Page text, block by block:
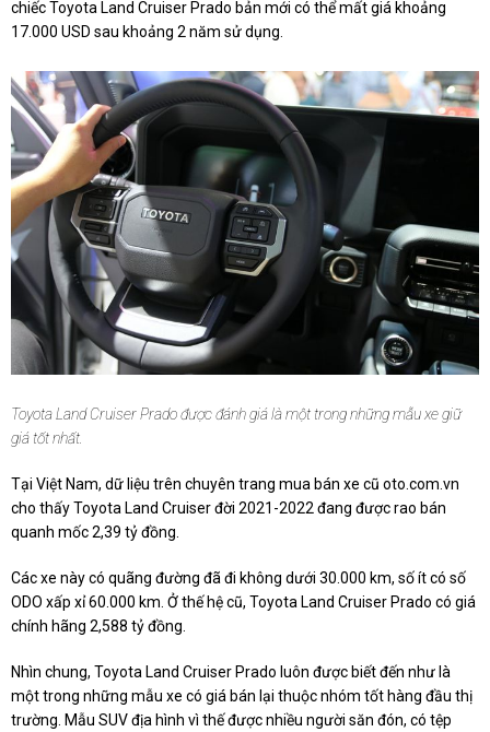
chiếc Toyota Land Cruiser Prado bản mới có thể mất giá khoảng
17.000 USD sau khoảng 2 năm sử dụng.
Toyota Land Cruiser Prado được đánh giá là một trong những mẫu xe giữ
giá tốt nhất.
Tại Việt Nam, dữ liệu trên chuyên trang mua bán xe cũ oto.com.vn
cho thấy Toyota Land Cruiser đời 2021-2022 đang được rao bán
quanh mốc 2,39 tỷ đồng.
Các xe này có quãng đường đã đi không dưới 30.000 km, số ít có số
ODO xấp xỉ 60.000 km. Ở thế hệ cũ, Toyota Land Cruiser Prado có giá
chính hãng 2,588 tỷ đồng.
Nhìn chung, Toyota Land Cruiser Prado luôn được biết đến như là
một trong những mẫu xe có giá bán lại thuộc nhóm tốt hàng đầu thị
trường. Mẫu SUV địa hình vì thế được nhiều người săn đón, có tệp